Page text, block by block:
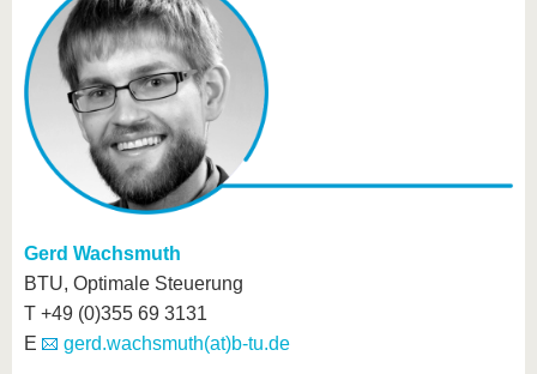
Gerd Wachsmuth
BTU, Optimale Steuerung
T +49 (0)355 69 3131
E
gerd.wachsmuth(at)b-tu.de